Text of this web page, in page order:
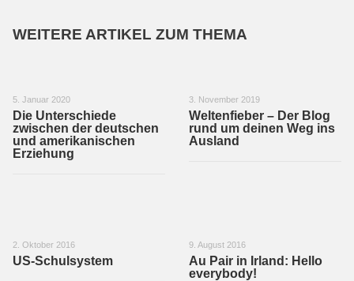
WEITERE ARTIKEL ZUM THEMA
5. Januar 2020
Die Unterschiede
zwischen der deutschen
und amerikanischen
Erziehung
3. November 2019
Weltenfieber – Der Blog
rund um deinen Weg ins
Ausland
2. Oktober 2016
US-Schulsystem
9. August 2016
Au Pair in Irland: Hello
everybody!